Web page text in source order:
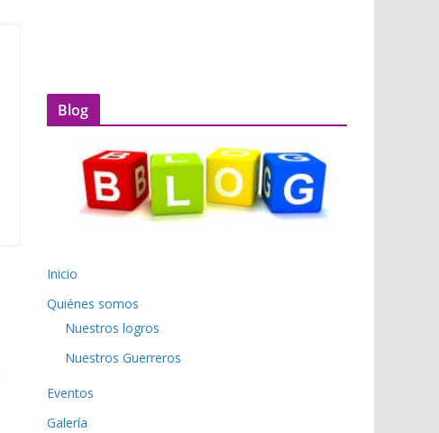
Blog
Inicio
Quiénes somos
Nuestros logros
Nuestros Guerreros
Eventos
Galería